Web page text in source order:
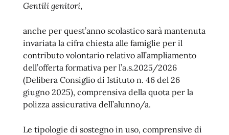
Gentili genitori,
anche per quest’anno scolastico sarà mantenuta
invariata la cifra chiesta alle famiglie per il
contributo volontario relativo all’ampliamento
dell’offerta formativa per l’a.s.2025/2026
(Delibera Consiglio di Istituto n. 46 del 26
giugno 2025), comprensiva della quota per la
polizza assicurativa dell’alunno/a.
Le tipologie di sostegno in uso, comprensive di